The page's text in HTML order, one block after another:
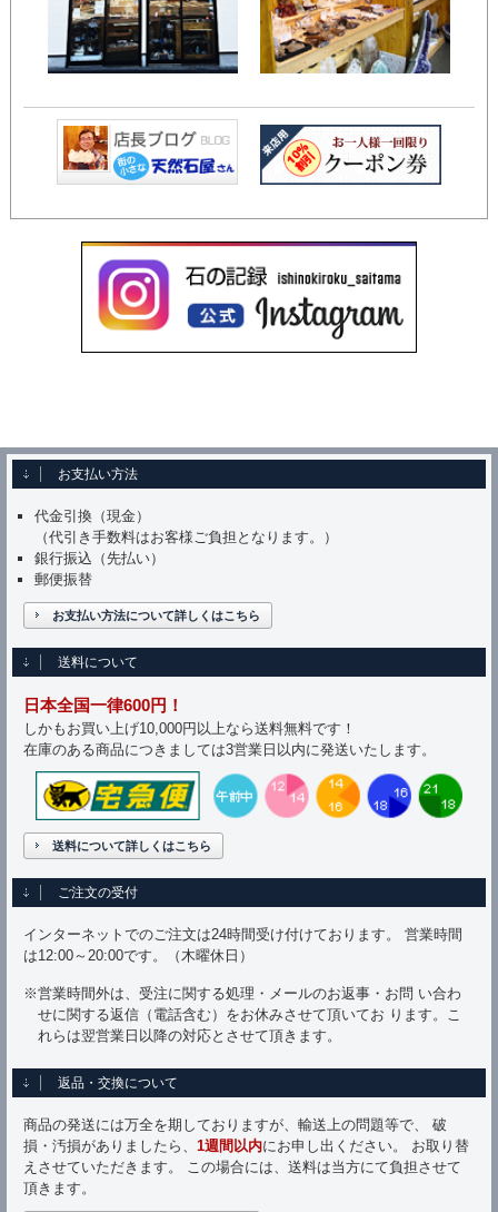
お支払い方法
代金引換（現金）
（代引き手数料はお客様ご負担となります。）
銀行振込（先払い）
郵便振替
お支払い方法について詳しくはこちら
送料について
日本全国一律600円！
しかもお買い上げ10,000円以上なら送料無料です！
在庫のある商品につきましては3営業日以内に発送いたします。
送料について詳しくはこちら
ご注文の受付
インターネットでのご注文は24時間受け付けております。 営業時間
は12:00～20:00です。（木曜休日）
※営業時間外は、受注に関する処理・メールのお返事・お問 い合わ
せに関する返信（電話含む）をお休みさせて頂いてお ります。こ
れらは翌営業日以降の対応とさせて頂きます。
返品・交換について
商品の発送には万全を期しておりますが、輸送上の問題等で、 破
損・汚損がありましたら、 1週間以内にお申し出ください。 お取り替
えさせていただきます。 この場合には、送料は当方にて負担させて
頂きます。